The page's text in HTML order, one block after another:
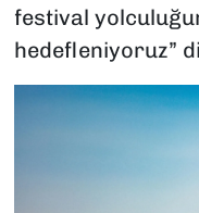
festival
hedefleniyoruz”